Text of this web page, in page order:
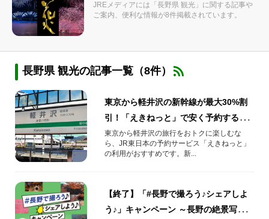
JREメディアには「長野県 観光」に関する記事や
ご案内、便利な情報が8件掲載されています。
長野県 観光の記事一覧（8件）
東京から軽井沢の新幹線が最大30%割
引！「えきねっと」で安く予約するコ
ツ
東京から軽井沢の旅行をおトクに楽しむな
ら、JR東日本の予約サービス「えきねっと」
の利用がおすすめです。新...
【終了】「#長野で撮ろう♪シェアしよ
う♪」キャンペーン ～長野の絶景写真